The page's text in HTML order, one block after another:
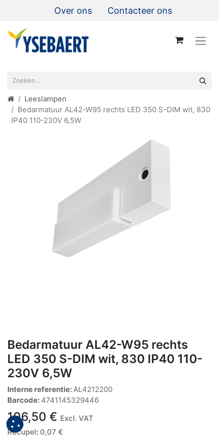
Over ons Contacteer ons
Leeslampen
Bedarmatuur AL42-W95 rechts LED 350 S-DIM wit, 830
IP40 110-230V 6,5W
Bedarmatuur AL42-W95 rechts
LED 350 S-DIM wit, 830 IP40 110-
230V 6,5W
Interne referentie: AL4212200
Barcode: 4741145329446
106,50 € Excl. VAT
Recupel: 0,07 €